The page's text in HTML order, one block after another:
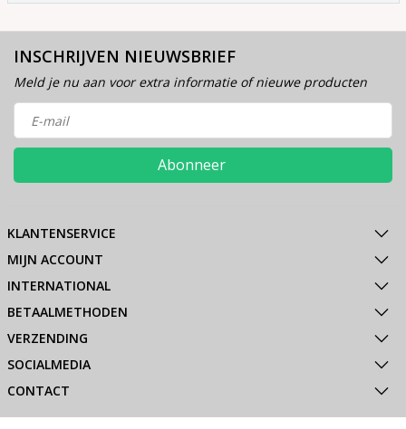
INSCHRIJVEN NIEUWSBRIEF
Meld je nu aan voor extra informatie of nieuwe producten
Abonneer
KLANTENSERVICE
MIJN ACCOUNT
INTERNATIONAL
BETAALMETHODEN
VERZENDING
SOCIALMEDIA
CONTACT